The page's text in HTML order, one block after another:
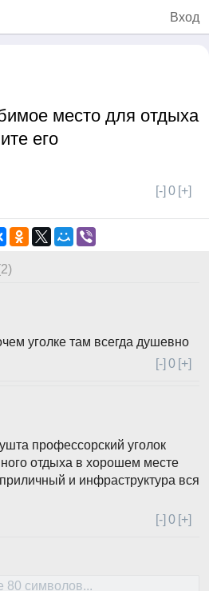
Вход
место для отдыха
его
[-] 0 [+]
уголке там всегда душевно
[-] 0 [+]
профессорский уголок
отдыха в хорошем месте
и инфраструктура вся
[-] 0 [+]